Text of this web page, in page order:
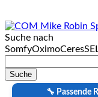
Suche nach
SomfyOximoCeres
Suche
🔧 Passende